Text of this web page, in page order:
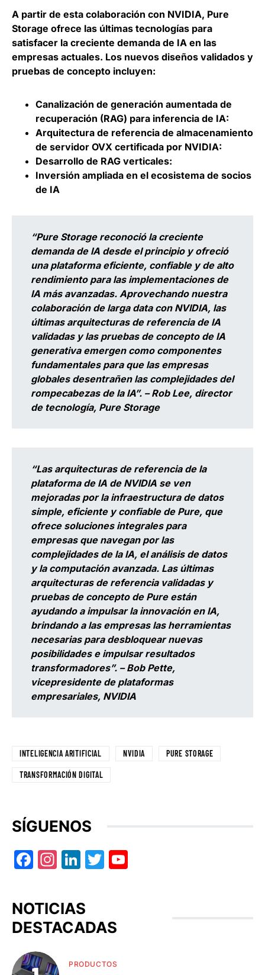
A partir de esta colaboración con NVIDIA, Pure
Storage ofrece las últimas tecnologías para
satisfacer la creciente demanda de IA en las
empresas actuales. Los nuevos diseños validados y
pruebas de concepto incluyen:
Canalización de generación aumentada de
recuperación (RAG) para inferencia de IA:
Arquitectura de referencia de almacenamiento
de servidor OVX certificada por NVIDIA:
Desarrollo de RAG verticales:
Inversión ampliada en el ecosistema de socios
de IA
“Pure Storage reconoció la creciente
demanda de IA desde el principio y ofreció
una plataforma eficiente, confiable y de alto
rendimiento para las implementaciones de
IA más avanzadas. Aprovechando nuestra
colaboración de larga data con NVIDIA, las
últimas arquitecturas de referencia de IA
validadas y las pruebas de concepto de IA
generativa emergen como componentes
fundamentales para que las empresas
globales desentrañen las complejidades del
rompecabezas de la IA”. –Rob Lee, director
de tecnología, Pure Storage
“Las arquitecturas de referencia de la
plataforma de IA de NVIDIA se ven
mejoradas por la infraestructura de datos
simple, eficiente y confiable de Pure, que
ofrece soluciones integrales para
empresas que navegan por las
complejidades de la IA, el análisis de datos
y la computación avanzada. Las últimas
arquitecturas de referencia validadas y
pruebas de concepto de Pure están
ayudando a impulsar la innovación en IA,
brindando a las empresas las herramientas
necesarias para desbloquear nuevas
posibilidades e impulsar resultados
transformadores”. –Bob Pette,
vicepresidente de plataformas
empresariales, NVIDIA
INTELIGENCIA ARITIFICIAL NVIDIA PURE STORAGE
TRANSFORMACIÓN DIGITAL
SÍGUENOS
Facebook
Instagram
LinkedIn
Twitter
NOTICIAS
DESTACADAS
PRODUCTOS